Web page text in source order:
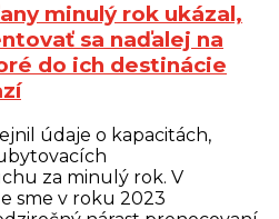
minulý rok ukázal,
sa naďalej na
do ich destinácie
údaje o kapacitách,
za minulý rok. V
sme v roku 2023